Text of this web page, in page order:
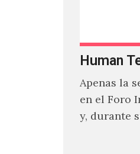
Human
Apenas la
en el Foro
y, durante